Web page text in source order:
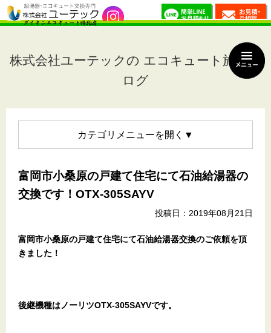
株式会社ユーテックの エコキュート施工ブ
ログ
カテゴリメニュー
富岡市小桑原の戸建て住宅にて石油給湯器の
交換です！OTX-305SAYV
投稿日：2019年08月21日
富岡市小桑原の戸建て住宅にて石油給湯器交換のご依頼を頂
きました！
後継機種はノーリツOTX-305SAYVです。